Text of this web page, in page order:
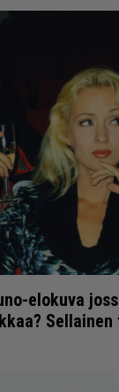
elokuva
Sellainen